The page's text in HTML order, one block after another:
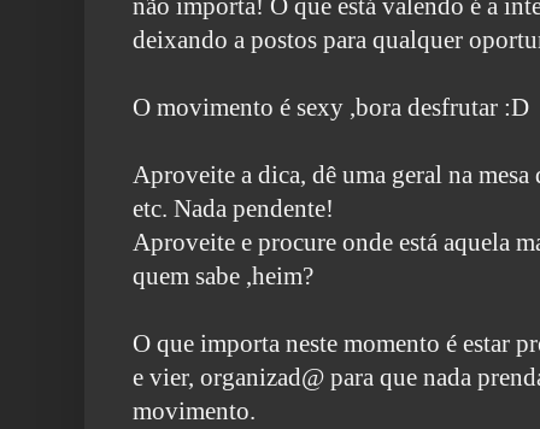
não importa! O que está valendo é a
deixando a postos para qualquer
O movimento é sexy ,bora desfrutar :D
Aproveite a dica, dê uma geral na
etc. Nada pendente!
Aproveite e procure onde está aquela
quem sabe ,heim?
O que importa neste momento é estar
e vier, organizad@ para que nada
movimento.